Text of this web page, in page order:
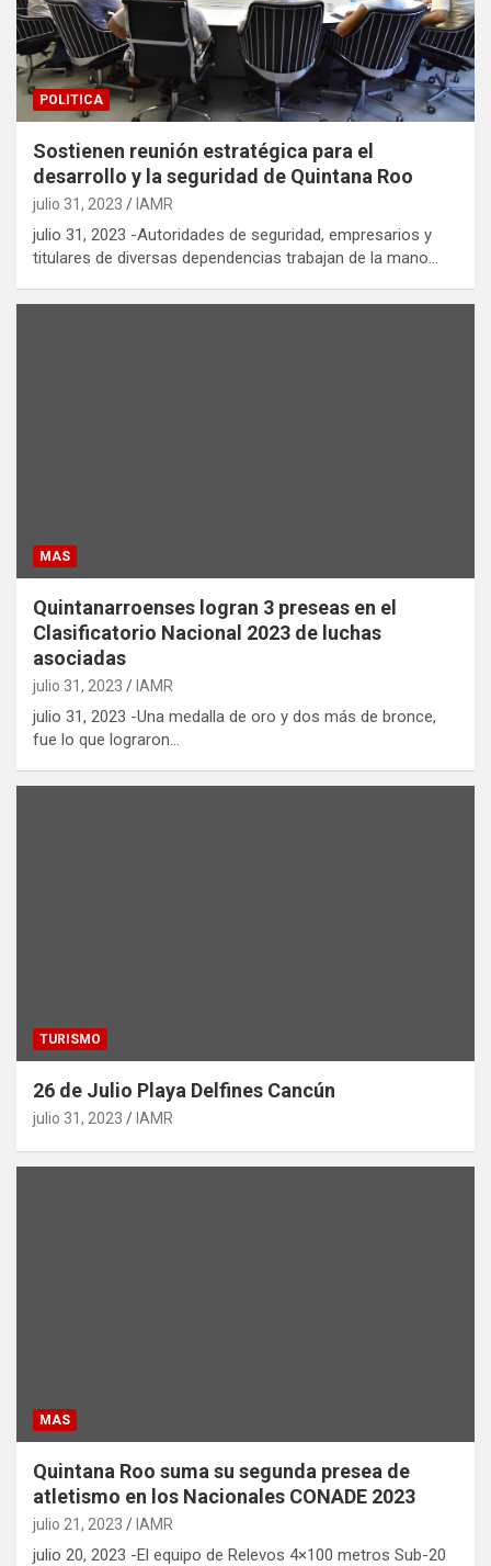
POLITICA
Sostienen reunión estratégica para el
desarrollo y la seguridad de Quintana Roo
julio 31, 2023 IAMR
julio 31, 2023 -Autoridades de seguridad, empresarios y
titulares de diversas dependencias trabajan de la mano…
MAS
Quintanarroenses logran 3 preseas en el
Clasificatorio Nacional 2023 de luchas
asociadas
julio 31, 2023 IAMR
julio 31, 2023 -Una medalla de oro y dos más de bronce,
fue lo que lograron…
TURISMO
26 de Julio Playa Delfines Cancún
julio 31, 2023 IAMR
MAS
Quintana Roo suma su segunda presea de
atletismo en los Nacionales CONADE 2023
julio 21, 2023 IAMR
julio 20, 2023 -El equipo de Relevos 4×100 metros Sub-20